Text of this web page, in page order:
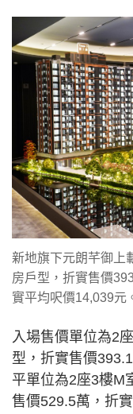
新地旗下元朗芊御上
房戶型，折實售價
實平均呎價14,039元
入場售價單位為2
型，折實售價
平單位為2座3樓M
售價529.5萬，折